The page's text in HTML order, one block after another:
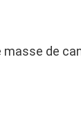
masse de